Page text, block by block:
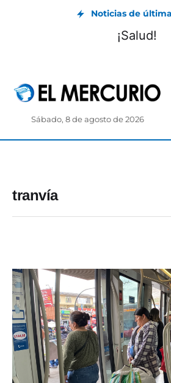
Noticias de
¡Salud!
Sábado, 8 de agosto de 2026
tranvía